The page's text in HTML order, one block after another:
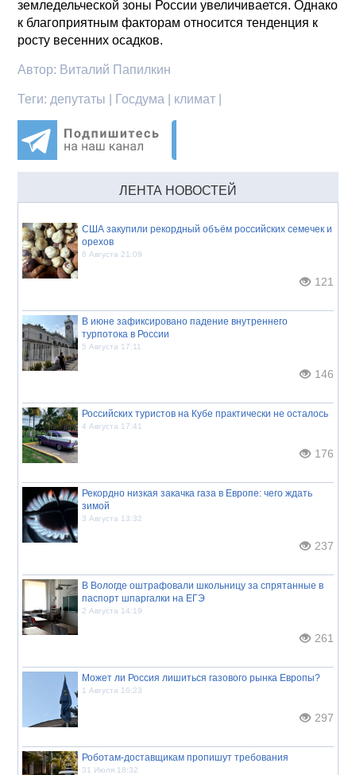
земледельческой зоны России увеличивается. Однако
к благоприятным факторам относится тенденция к
росту весенних осадков.
Автор: Виталий Папилкин
Теги: депутаты | Госдума | климат |
ЛЕНТА НОВОСТЕЙ
США закупили рекордный объём российских семечек и
орехов
6 Августа 21:09
121
В июне зафиксировано падение внутреннего
турпотока в России
5 Августа 17:11
146
Российских туристов на Кубе практически не осталось
4 Августа 17:41
176
Рекордно низкая закачка газа в Европе: чего ждать
зимой
3 Августа 13:32
237
В Вологде оштрафовали школьницу за спрятанные в
паспорт шпаргалки на ЕГЭ
2 Августа 14:19
261
Может ли Россия лишиться газового рынка Европы?
1 Августа 16:23
297
Роботам-доставщикам пропишут требования
31 Июля 18:32